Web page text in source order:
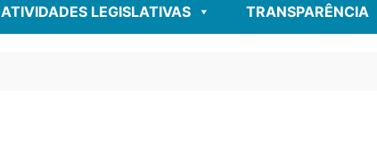
ATIVIDADES LEGISLATIVAS TRANSPARÊNCIA